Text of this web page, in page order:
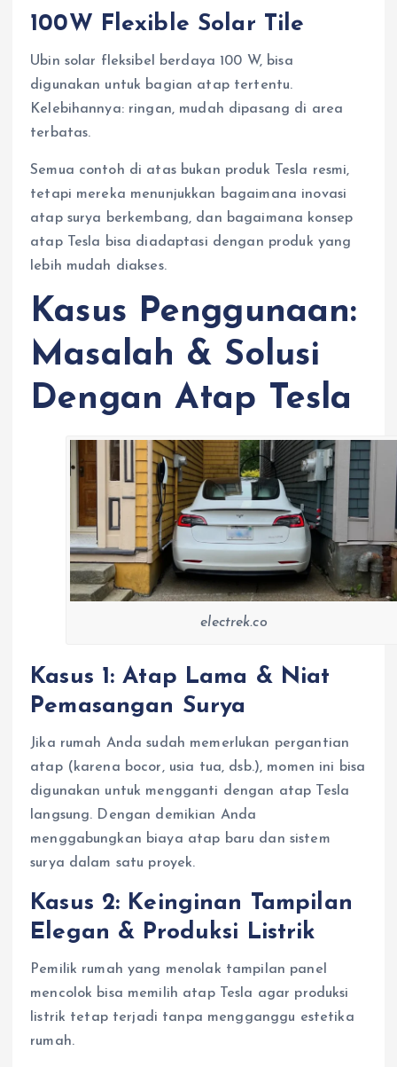
100W Flexible Solar Tile
Ubin solar fleksibel berdaya 100 W, bisa
digunakan untuk bagian atap tertentu.
Kelebihannya: ringan, mudah dipasang di area
terbatas.
Semua contoh di atas bukan produk Tesla resmi,
tetapi mereka menunjukkan bagaimana inovasi
atap surya berkembang, dan bagaimana konsep
atap Tesla bisa diadaptasi dengan produk yang
lebih mudah diakses.
Kasus Penggunaan:
Masalah & Solusi
Dengan Atap Tesla
electrek.co
Kasus 1: Atap Lama & Niat
Pemasangan Surya
Jika rumah Anda sudah memerlukan pergantian
atap (karena bocor, usia tua, dsb.), momen ini bisa
digunakan untuk mengganti dengan atap Tesla
langsung. Dengan demikian Anda
menggabungkan biaya atap baru dan sistem
surya dalam satu proyek.
Kasus 2: Keinginan Tampilan
Elegan & Produksi Listrik
Pemilik rumah yang menolak tampilan panel
mencolok bisa memilih atap Tesla agar produksi
listrik tetap terjadi tanpa mengganggu estetika
rumah.